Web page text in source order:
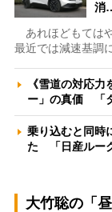
消
あれほどもては
最近では減速基調
《雪道の対応
ー」の真価 「
乗り込むと同時
た 「日産ルー
大竹聡の「